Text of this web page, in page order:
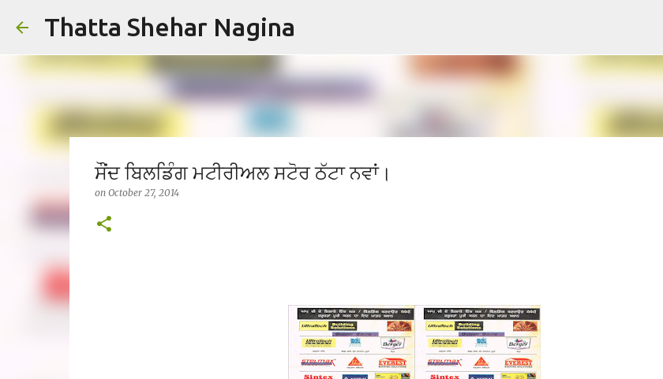
Thatta Shehar Nagina
ਸੌਂਦ ਬਿਲਡਿੰਗ ਮਟੀਰੀਅਲ ਸਟੋਰ ਠੱਟਾ ਨਵਾਂ।
on October 27, 2014